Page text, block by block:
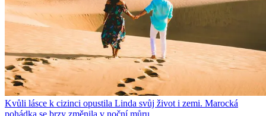
Kvůli lásce k cizinci opustila Linda svůj život i zemi. Marocká
pohádka se brzy změnila v noční můru